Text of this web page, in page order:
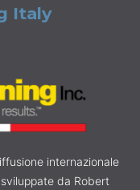
Italy
internazionale
da Robert